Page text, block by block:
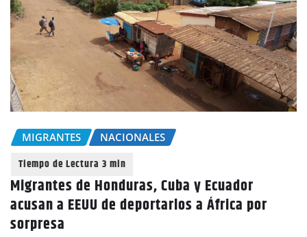
MIGRANTES NACIONALES
Migrantes de Honduras, Cuba y Ecuador
acusan a EEUU de deportarlos a África por
sorpresa